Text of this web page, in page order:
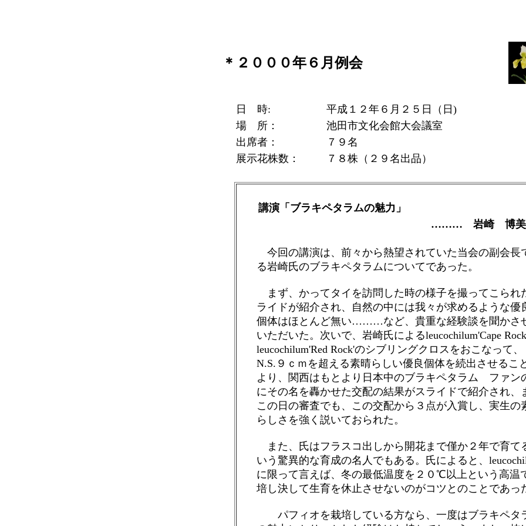
＊２０００年６月例会
日 時:
平成１２年６月２５日（日)
場 所：
池田市文化会館大会議室
出席者：
７９名
展示花株数：
７８株（２９名出品）
講演「ブラキペタラムの魅力」
……… 岩崎 博美
今回の講演は、前々から熱望されていた当会の副会長
る岩崎氏のブラキペタラムについてであった。
まず、かってタイを訪問した時の様子を撮ってこられ
ライドが紹介され、自然の中には我々が求めるような優
個体はほとんど無い………など、貴重な経験談を聞かさ
いただいた。次いで、岩崎氏によるleucochilum'Cape
leucochilum'Red Rock'のシブリングクロスをおこなって
N.S.９ｃｍを超える素晴らしい優良個体を続出させるこ
より、関西はもとより日本中のブラキペタラム ファン
にその名を轟かせた交配の結果がスライドで紹介され、
この日の審査でも、この交配から３点が入賞し、実生の
らしさを強く説いておられた。
また、氏はフラスコ出しから開花まで僅か２年で育て
いう驚異的な育成の名人でもある。氏によると、
に限って言えば、冬の最低温度を２０℃以上という高温
培し決して生育を休止させないのがコツとのことであっ
パフィオを栽培している方なら、一度はブラキペタ